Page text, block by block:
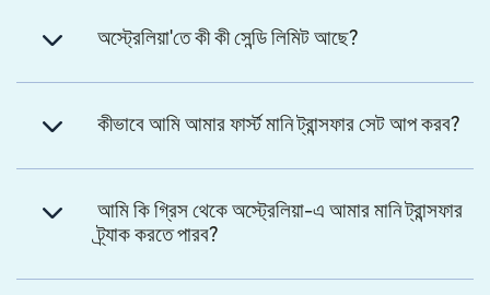
অস্ট্রেলিয়া'তে কী কী সেন্ডি লিমিট আছে?
কীভাবে আমি আমার ফার্স্ট মানি ট্রান্সফার সেট আপ করব?
আমি কি গ্রিস থেকে অস্ট্রেলিয়া-এ আমার মানি ট্রান্সফার
ট্র্যাক করতে পারব?